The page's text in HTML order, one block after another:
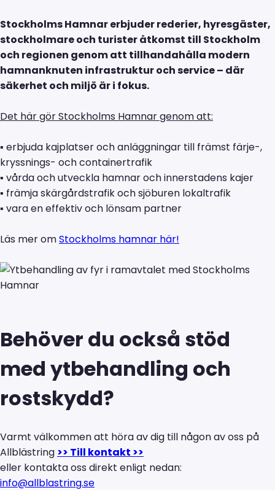
Stockholms Hamnar erbjuder rederier, hyresgäster,
stockholmare och turister åtkomst till Stockholm
och regionen genom att tillhandahålla modern
hamnanknuten infrastruktur och service – där
säkerhet och miljö är i fokus.
Det här gör Stockholms Hamnar genom att:
▪ erbjuda kajplatser och anläggningar till främst färje-,
kryssnings- och containertrafik
▪ vårda och utveckla hamnar och innerstadens kajer
▪ främja skärgårdstrafik och sjöburen lokaltrafik
▪ vara en effektiv och lönsam partner
Läs mer omStockholms hamnar här!
Behöver du också stöd
med ytbehandling och
rostskydd?
Varmt välkommen att höra av dig till någon av oss på
Allblästring >> Till kontakt >>
eller kontakta oss direkt enligt nedan:
info@allblastring.se